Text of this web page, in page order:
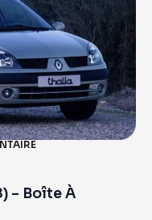
– Boîte À